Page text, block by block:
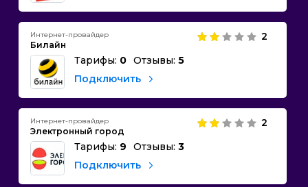
Интернет-провайдер
Билайн
2
Тарифы: 0 Отзывы: 5
Подключить
Интернет-провайдер
Электронный город
2
Тарифы: 9 Отзывы: 3
Подключить